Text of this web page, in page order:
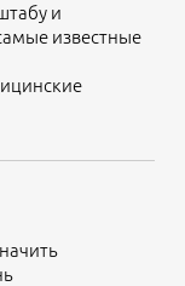
и
известные